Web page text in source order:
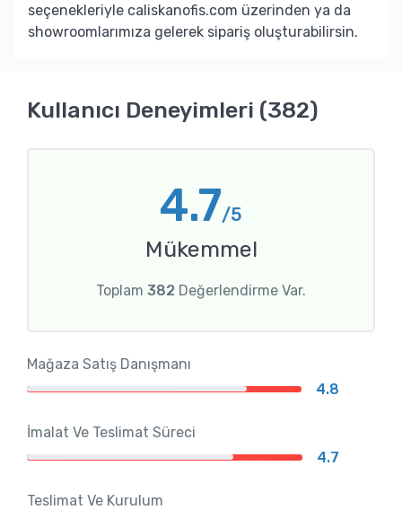
seçenekleriyle caliskanofis.com üzerinden ya da
showroomlarımıza gelerek sipariş oluşturabilirsin.
Kullanıcı Deneyimleri (382)
4.7/5
Mükemmel
Toplam 382 Değerlendirme Var.
Mağaza Satış Danışmanı
4.8
İmalat Ve Teslimat Süreci
4.7
Teslimat Ve Kurulum